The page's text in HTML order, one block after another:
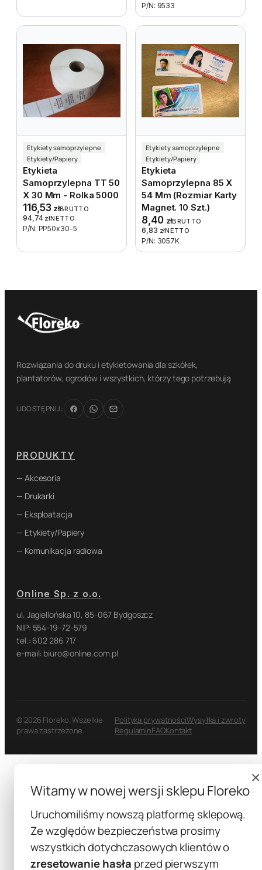
P/N: 9533
Etykiety samoprzylepne
Etykiety/Papiery
Etykieta
Samoprzylepna TT 50
X 30 Mm - Rolka 5000
116,53 złBRUTTO
94,74 złNETTO
P/N: PP50x30-5
Etykiety samoprzylepne
Etykiety/Papiery
Etykieta
Samoprzylepna 85 X
54 Mm (rozmiar Karty
Magnet. 10 Szt.)
8,40 złBRUTTO
6,83 złNETTO
P/N: 3057K
Rozwiązania do druku i etykietowania dla szkółek,
plantatorów, ogrodów i wszystkich, którzy tego potrzebują
UDOSTĘPNIJ:
PRODUKTY
— Akcesoria
— Drukarki
— Eksploatacja
— Etykiety/Papiery
— Komunikacja radiowa
Online Sp. z o.o.
ul. Jagiellońska 10, 85-067 Bydgoszcz
NIP: 554-19-72-579
tel.: 602 286 717
e-mail: biuro@online.com.pl
© 2026 Floreko. Wszelkie
prawa zastrzeżone.
Polityka prywatnościWysyłka i zwroty
RegulaminFAQKontakt
×
Witamy w nowej wersji sklepu Floreko
Uruchomiliśmy nowszą platformę sklepową.
Ze względów bezpieczeństwa prosimy
wszystkich dotychczasowych klientów o
zresetowanie hasła przed pierwszym